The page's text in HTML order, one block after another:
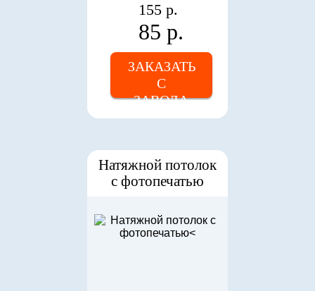
155 р.
85 р.
ЗАКАЗАТЬ
С
ЗАВОДА
Натяжной потолок
с фотопечатью